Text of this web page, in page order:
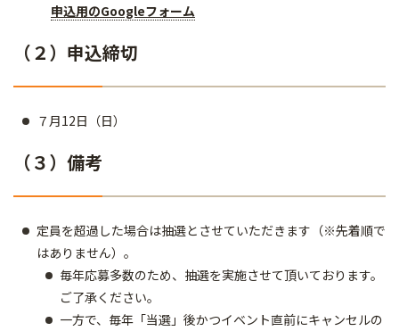
申込用のGoogleフォーム
（２）申込締切
７月12日（日）
（３）備考
定員を超過した場合は抽選とさせていただきます（※先着順で
はありません）。
毎年応募多数のため、抽選を実施させて頂いております。
ご了承ください。
一方で、毎年「当選」後かつイベント直前にキャンセルの